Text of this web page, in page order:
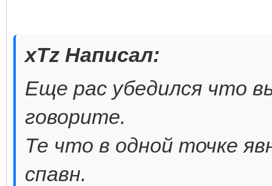
xTz Написал:
Еще рас убедился что
говорите.
Те что в одной точке
спавн.